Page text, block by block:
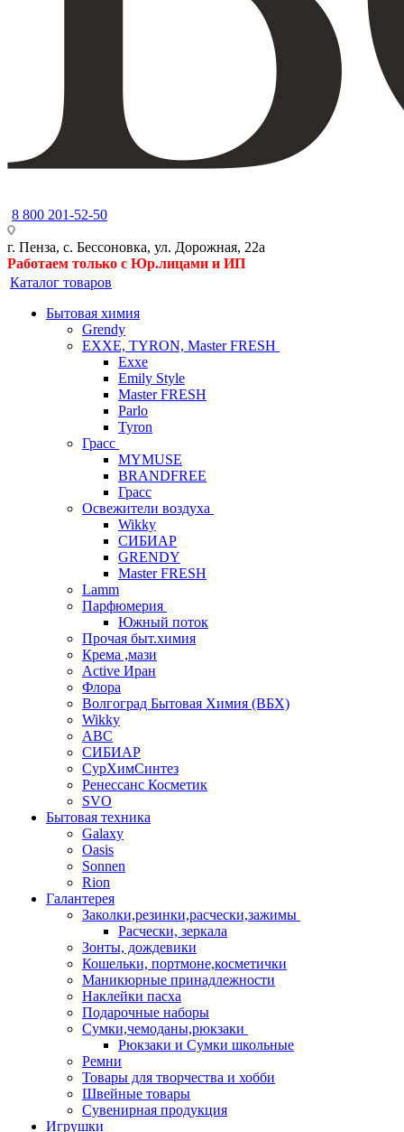
8 800 201-52-50
г. Пенза, с. Бессоновка, ул. Дорожная, 22а
Работаем только с Юр.лицами и ИП
Каталог товаров
Бытовая химия
Grendy
EXXE, TYRON, Master FRESH
Exxe
Emily Style
Master FRESH
Parlo
Tyron
Грасс
MYMUSE
BRANDFREE
Грасс
Освежители воздуха
Wikky
СИБИАР
GRENDY
Master FRESH
Lamm
Парфюмерия
Южный поток
Прочая быт.химия
Крема ,мази
Аctive Иран
Флора
Волгоград Бытовая Химия (ВБХ)
Wikky
АВС
СИБИАР
СурХимСинтез
Ренессанс Косметик
SVO
Бытовая техника
Galaxy
Oasis
Sonnen
Rion
Галантерея
Заколки,резинки,расчески,зажимы
Расчески, зеркала
Зонты, дождевики
Кошельки, портмоне,косметички
Маникюрные принадлежности
Наклейки пасха
Подарочные наборы
Сумки,чемоданы,рюкзаки
Рюкзаки и Сумки школьные
Ремни
Товары для творчества и хобби
Швейные товары
Сувенирная продукция
Игрушки